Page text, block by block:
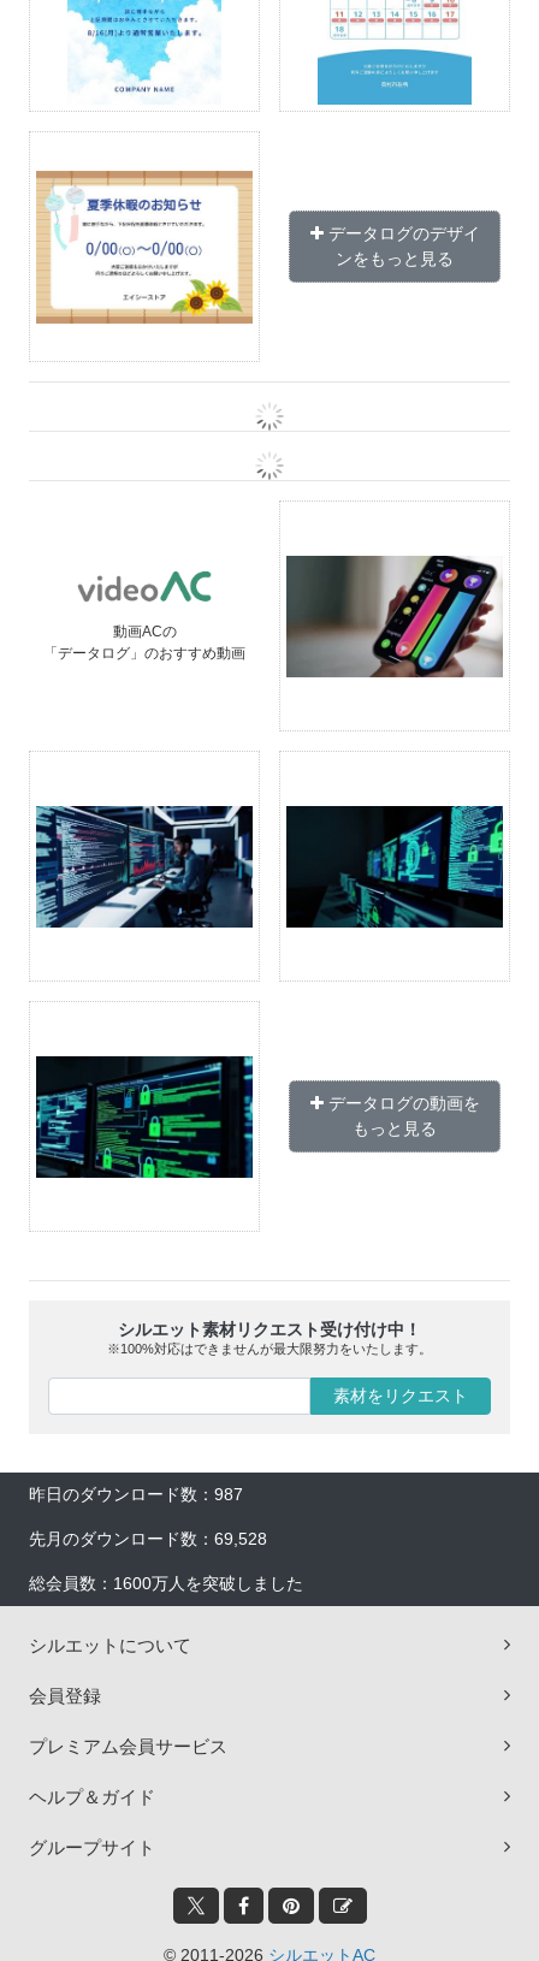
データログのデザイ
ンをもっと見る
動画ACの
「データログ」のおすすめ動画
データログの動画を
もっと見る
シルエット素材リクエスト受け付け中！
※100%対応はできませんが最大限努力をいたします。
素材をリクエスト
昨日のダウンロード数：987
先月のダウンロード数：69,528
総会員数：1600万人を突破しました
シルエットについて
会員登録
プレミアム会員サービス
ヘルプ＆ガイド
グループサイト
© 2011-2026 シルエットAC